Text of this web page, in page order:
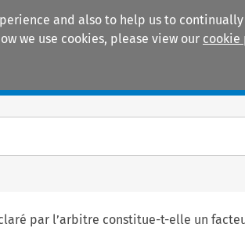
and also to help us to
we use cookies, please view our cookie
par l’arbitre constitue-t-elle un